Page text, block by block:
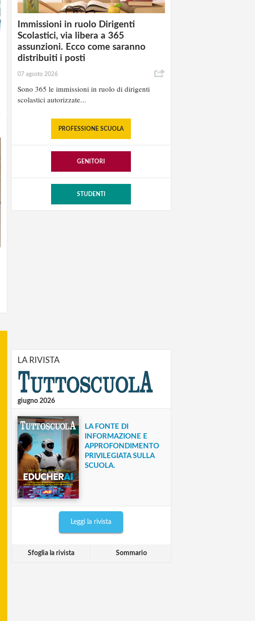
Immissioni in ruolo Dirigenti
Scolastici, via libera a 365
assunzioni. Ecco come saranno
distribuiti i posti
07 agosto 2026
Sono 365 le immissioni in ruolo di dirigenti
scolastici autorizzate...
PROFESSIONE SCUOLA
GENITORI
STUDENTI
LA RIVISTA
giugno 2026
LA FONTE DI
INFORMAZIONE E
APPROFONDIMENTO
PRIVILEGIATA SULLA
SCUOLA.
Leggi la rivista
Sfoglia la rivista Sommario